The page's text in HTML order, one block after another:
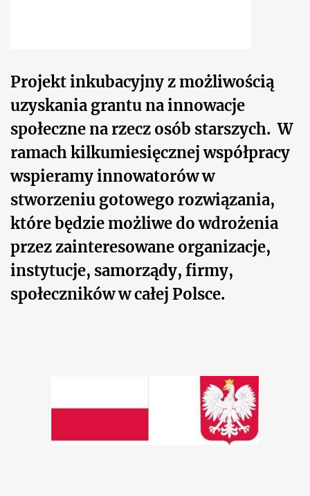
Projekt inkubacyjny z możliwością
uzyskania grantuna innowacje
społeczne na rzecz osób starszych. W
ramach kilkumiesięcznej współpracy
wspieramy innowatorów w
stworzeniu gotowego rozwiązania,
które będzie możliwe do wdrożenia
przez zainteresowane organizacje,
instytucje, samorządy, firmy,
społeczników w całej Polsce.